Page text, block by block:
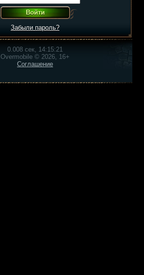
Забыли пароль?
0.008 сек, 14:15:21
Overmobile © 2026, 16+
Соглашение